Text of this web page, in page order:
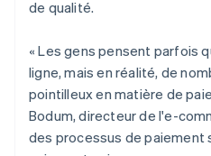
de qualité.
« Les gens pensent parfois
ligne, mais en réalité, de
pointilleux en matière de
Bodum, directeur de l'e-
des processus de paiement